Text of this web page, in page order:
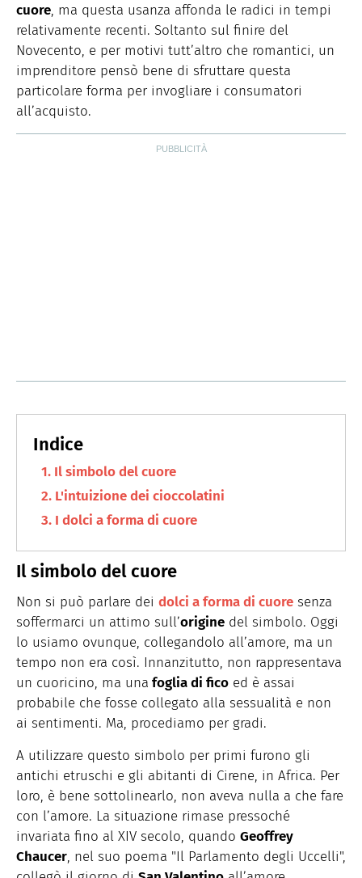
cuore, ma questa usanza affonda le radici in tempi
relativamente recenti. Soltanto sul finire del
Novecento, e per motivi tutt’altro che romantici, un
imprenditore pensò bene di sfruttare questa
particolare forma per invogliare i consumatori
all’acquisto.
Il simbolo del cuore
L'intuizione dei cioccolatini
I dolci a forma di cuore
Il simbolo del cuore
Non si può parlare dei dolci a forma di cuore senza
soffermarci un attimo sull’origine del simbolo. Oggi
lo usiamo ovunque, collegandolo all’amore, ma un
tempo non era così. Innanzitutto, non rappresentava
un cuoricino, ma una foglia di fico ed è assai
probabile che fosse collegato alla sessualità e non
ai sentimenti. Ma, procediamo per gradi.
A utilizzare questo simbolo per primi furono gli
antichi etruschi e gli abitanti di Cirene, in Africa. Per
loro, è bene sottolinearlo, non aveva nulla a che fare
con l’amore. La situazione rimase pressoché
invariata fino al XIV secolo, quando Geoffrey
Chaucer, nel suo poema "Il Parlamento degli Uccelli",